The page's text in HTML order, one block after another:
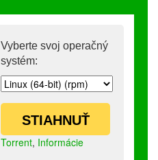
Vyberte svoj operačný
systém:
STIAHNUŤ
Torrent, Informácie